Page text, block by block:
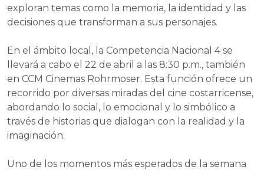
exploran temas como la memoria, la identidad y las
decisiones que transforman a sus personajes.
En el ámbito local, la Competencia Nacional 4 se
llevará a cabo el 22 de abril a las 8:30 p.m., también
en CCM Cinemas Rohrmoser. Esta función ofrece un
recorrido por diversas miradas del cine costarricense,
abordando lo social, lo emocional y lo simbólico a
través de historias que dialogan con la realidad y la
imaginación.
Uno de los momentos más esperados de la semana